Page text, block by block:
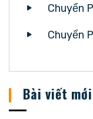
Chuyển
Chuyển
Bài viết mới